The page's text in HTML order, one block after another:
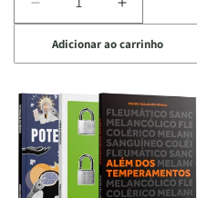
Diminuir
a
quantidade
de
Raizes
da
Alma
|
O
Aumentar
a
quantidade
de
Raizes
da
Alma
|
O
Adicionar ao carrinho